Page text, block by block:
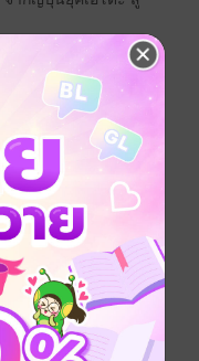
ามูไรหนุ่มที่กลายมา
วของทิโณทัย
ศนาดาบซามูไร ที่
งกันอย่างไร
ม ทุกอย่างฝาก
ลี่คลายความ
ละเธอ จะไม่มี
pdf, epub(สารบัญ)
29 สิงหาคม 2565